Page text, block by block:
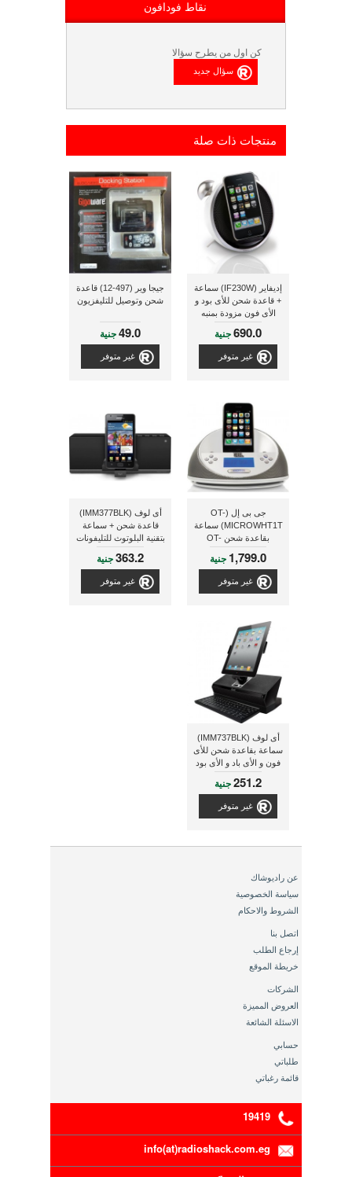
نقاط فودافون
كن اول من يطرح سؤالا
منتجات ذات صلة
إديفاير (IF230W) سماعة
+ قاعدة شحن للأى بود و
الأى فون مزودة بمنبه
690.0جنية
غير متوفر
جيجا وير (497-12) قاعدة
شحن وتوصيل للتليفزيون
49.0جنية
غير متوفر
جى بى إل (OT-
MICROWHT1T) سماعة
بقاعدة شحن OT-
MICROWHT1T لجهاز
الأى بود و الأى فون و
مزودة بساعة و راديو ذو
لون أبيض
1,799.0 جنية
غير متوفر
أى لوف (IMM377BLK)
قاعدة شحن + سماعة
بتقنية البلوتوث للتليفونات
الذكية
363.2جنية
غير متوفر
أى لوف (IMM737BLK)
سماعة بقاعدة شحن للأى
فون و الأى باد و الأى بود
مزود بلوحة مفاتيح تنزلق
للخارج
251.2جنية
غير متوفر
عن راديوشاك
سياسة الخصوصية
الشروط والاحكام
اتصل بنا
إرجاع الطلب
خريطة الموقع
الشركات
العروض المميزة
الاسئلة الشائعة
حسابي
طلباتي
قائمة رغباتي
19419
info(at)radioshack.com.eg